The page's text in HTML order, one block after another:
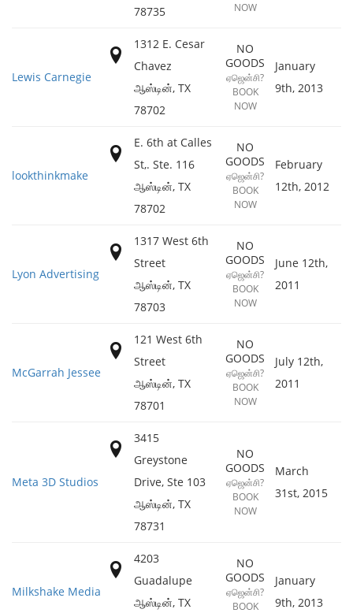
78735
NOW
Lewis Carnegie
1312 E. Cesar
Chavez
ஆஸ்டின், TX
78702
NO
GOODS
ஏஜென்சி?
BOOK
NOW
January
9th, 2013
lookthinkmake
E. 6th at Calles
St,. Ste. 116
ஆஸ்டின், TX
78702
NO
GOODS
ஏஜென்சி?
BOOK
NOW
February
12th, 2012
Lyon Advertising
1317 West 6th
Street
ஆஸ்டின், TX
78703
NO
GOODS
ஏஜென்சி?
BOOK
NOW
June 12th,
2011
McGarrah Jessee
121 West 6th
Street
ஆஸ்டின், TX
78701
NO
GOODS
ஏஜென்சி?
BOOK
NOW
July 12th,
2011
Meta 3D Studios
3415
Greystone
Drive, Ste 103
ஆஸ்டின், TX
78731
NO
GOODS
ஏஜென்சி?
BOOK
NOW
March
31st, 2015
Milkshake Media
4203
Guadalupe
ஆஸ்டின், TX
NO
GOODS
ஏஜென்சி?
BOOK
January
9th, 2013